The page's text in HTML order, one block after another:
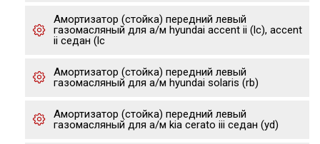
Амортизатор (стойка) передний левый
газомасляный для а/м hyundai accent ii (lc), accent
ii седан (lc
Амортизатор (стойка) передний левый
газомасляный для а/м hyundai solaris (rb)
Амортизатор (стойка) передний левый
газомасляный для а/м kia cerato iii седан (yd)